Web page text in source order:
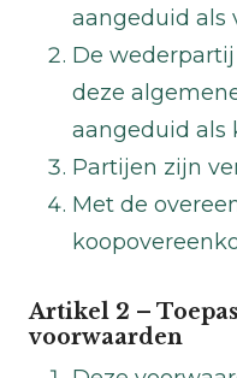
aangeduid als
De
deze
aangeduid als
Partijen zijn
Met de
Artikel 2 –
voorwaarden